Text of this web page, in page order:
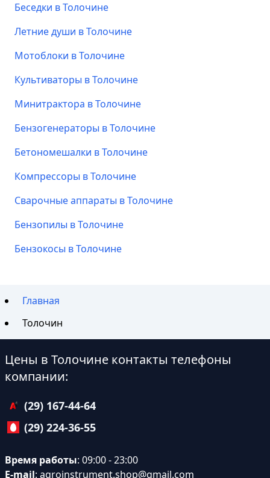
Беседки в Толочине
Летние души в Толочине
Мотоблоки в Толочине
Культиваторы в Толочине
Минитрактора в Толочине
Бензогенераторы в Толочине
Бетономешалки в Толочине
Компрессоры в Толочине
Сварочные аппараты в Толочине
Бензопилы в Толочине
Бензокосы в Толочине
Главная
Толочин
Цены в Толочине контакты телефоны
компании:
(29) 167-44-64
(29) 224-36-55
Время работы: 09:00 - 23:00
E-mail: agroinstrument.shop@gmail.com